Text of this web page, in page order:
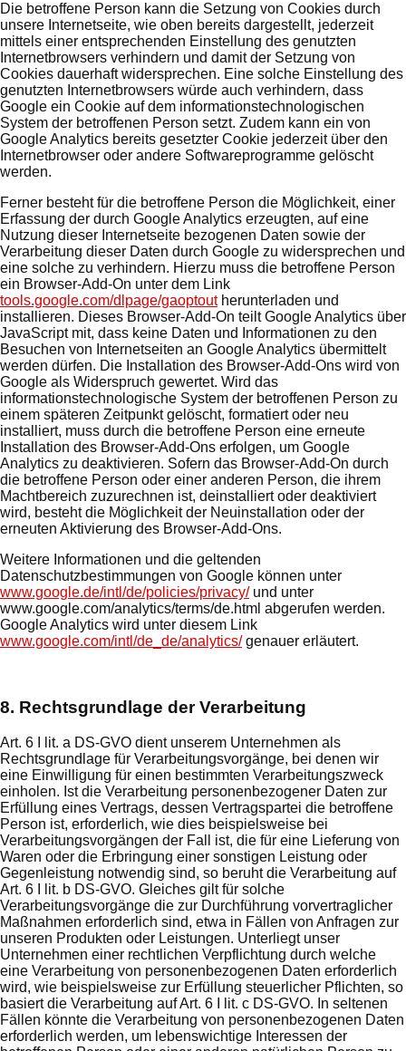
Die betroffene Person kann die Setzung von Cookies durch
unsere Internetseite, wie oben bereits dargestellt, jederzeit
mittels einer entsprechenden Einstellung des genutzten
Internetbrowsers verhindern und damit der Setzung von
Cookies dauerhaft widersprechen. Eine solche Einstellung des
genutzten Internetbrowsers würde auch verhindern, dass
Google ein Cookie auf dem informationstechnologischen
System der betroffenen Person setzt. Zudem kann ein von
Google Analytics bereits gesetzter Cookie jederzeit über den
Internetbrowser oder andere Softwareprogramme gelöscht
werden.
Ferner besteht für die betroffene Person die Möglichkeit, einer
Erfassung der durch Google Analytics erzeugten, auf eine
Nutzung dieser Internetseite bezogenen Daten sowie der
Verarbeitung dieser Daten durch Google zu widersprechen und
eine solche zu verhindern. Hierzu muss die betroffene Person
ein Browser-Add-On unter dem Link
tools.google.com/dlpage/gaoptoutherunterladen und
installieren. Dieses Browser-Add-On teilt Google Analytics über
JavaScript mit, dass keine Daten und Informationen zu den
Besuchen von Internetseiten an Google Analytics übermittelt
werden dürfen. Die Installation des Browser-Add-Ons wird von
Google als Widerspruch gewertet. Wird das
informationstechnologische System der betroffenen Person zu
einem späteren Zeitpunkt gelöscht, formatiert oder neu
installiert, muss durch die betroffene Person eine erneute
Installation des Browser-Add-Ons erfolgen, um Google
Analytics zu deaktivieren. Sofern das Browser-Add-On durch
die betroffene Person oder einer anderen Person, die ihrem
Machtbereich zuzurechnen ist, deinstalliert oder deaktiviert
wird, besteht die Möglichkeit der Neuinstallation oder der
erneuten Aktivierung des Browser-Add-Ons.
Weitere Informationen und die geltenden
Datenschutzbestimmungen von Google können unter
www.google.de/intl/de/policies/privacy/und unter
www.google.com/analytics/terms/de.html abgerufen werden.
Google Analytics wird unter diesem Link
www.google.com/intl/de_de/analytics/genauer erläutert.
8. Rechtsgrundlage der Verarbeitung
Art. 6 I lit. a DS-GVO dient unserem Unternehmen als
Rechtsgrundlage für Verarbeitungsvorgänge, bei denen wir
eine Einwilligung für einen bestimmten Verarbeitungszweck
einholen. Ist die Verarbeitung personenbezogener Daten zur
Erfüllung eines Vertrags, dessen Vertragspartei die betroffene
Person ist, erforderlich, wie dies beispielsweise bei
Verarbeitungsvorgängen der Fall ist, die für eine Lieferung von
Waren oder die Erbringung einer sonstigen Leistung oder
Gegenleistung notwendig sind, so beruht die Verarbeitung auf
Art. 6 I lit. b DS-GVO. Gleiches gilt für solche
Verarbeitungsvorgänge die zur Durchführung vorvertraglicher
Maßnahmen erforderlich sind, etwa in Fällen von Anfragen zur
unseren Produkten oder Leistungen. Unterliegt unser
Unternehmen einer rechtlichen Verpflichtung durch welche
eine Verarbeitung von personenbezogenen Daten erforderlich
wird, wie beispielsweise zur Erfüllung steuerlicher Pflichten, so
basiert die Verarbeitung auf Art. 6 I lit. c DS-GVO. In seltenen
Fällen könnte die Verarbeitung von personenbezogenen Daten
erforderlich werden, um lebenswichtige Interessen der